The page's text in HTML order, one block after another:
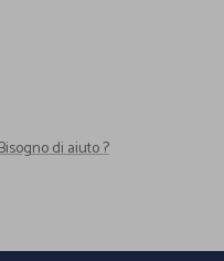
di aiuto ?